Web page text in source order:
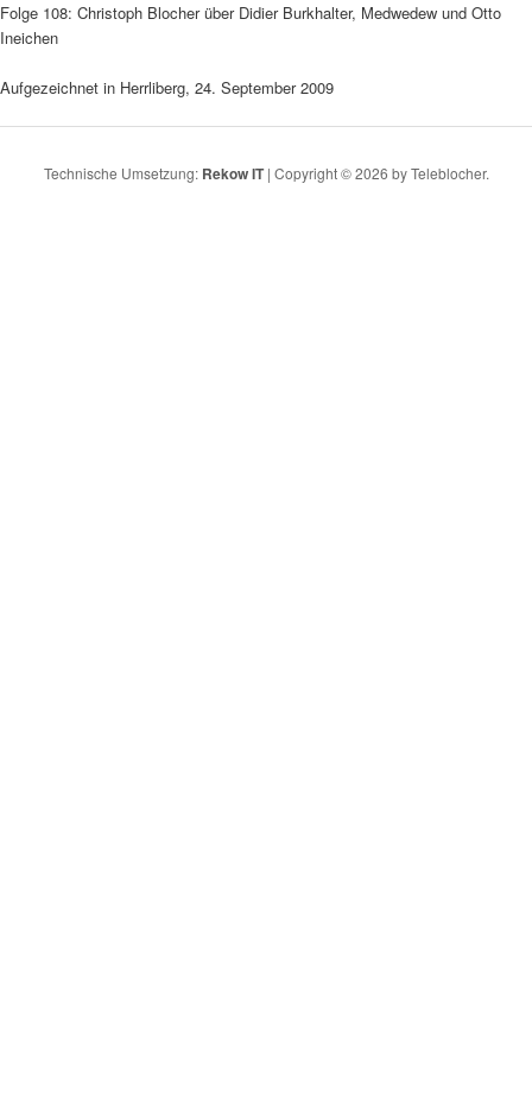
Folge 108: Christoph Blocher über Didier Burkhalter, Medwedew und Otto
Ineichen
Aufgezeichnet in Herrliberg, 24. September 2009
Technische Umsetzung: Rekow IT| Copyright © 2026 by Teleblocher.